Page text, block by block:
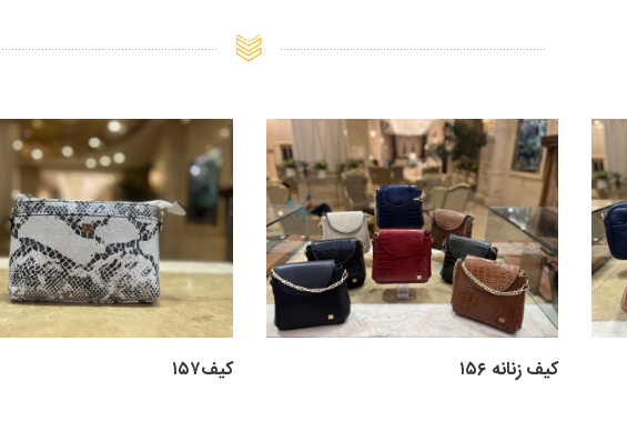
کیف۱۵۷ کیف زنانه ۱۵۶